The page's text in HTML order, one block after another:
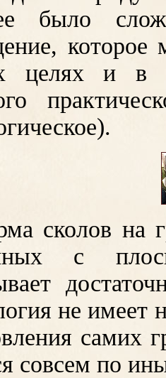
было
которое
целях и в
сколов на
с
не имеет
самих
совсем по